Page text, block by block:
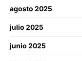
agosto 2025
julio 2025
junio 2025